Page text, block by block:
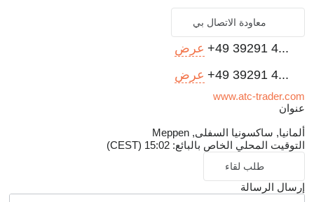
معاودة الاتصال بي
+49 39291 4... عرض
+49 39291 4... عرض
www.atc-trader.com
عنوان
ألمانيا, ساكسونيا السفلى, Meppen
التوقيت المحلي الخاص بالبائع: 15:02 (CEST)
طلب لقاء
إرسال الرسالة